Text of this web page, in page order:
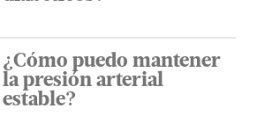
¿Cómo puedo mantener
la presión arterial
estable?